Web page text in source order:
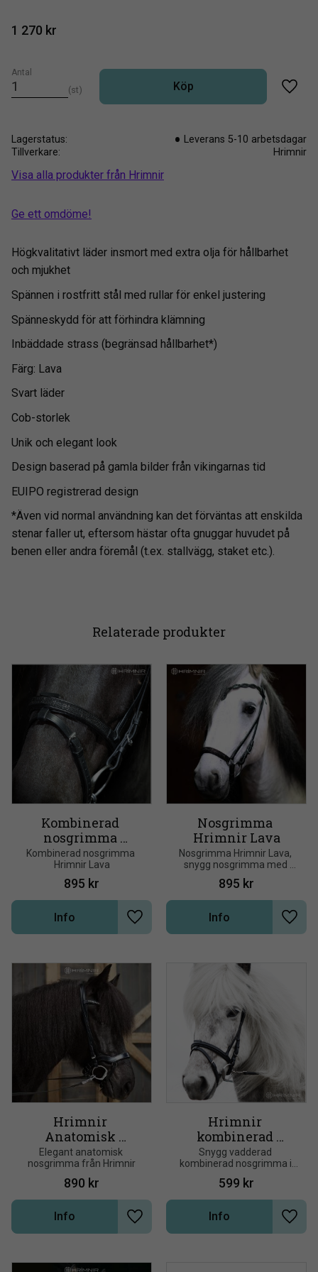
1 270 kr
Antal
st Köp
Lägg
Lagerstatus
Leverans 5-10 arbetsdagar
Tillverkare
Hrimnir
Visa alla produkter från Hrimnir
Ge ett omdöme!
Högkvalitativt läder insmort med extra olja för hållbarhet
och mjukhet
Spännen i rostfritt stål med rullar för enkel justering
Spänneskydd för att förhindra klämning
Inbäddade strass (begränsad hållbarhet*)
Färg: Lava
Svart läder
Cob-storlek
Unik och elegant look
Design baserad på gamla bilder från vikingarnas tid
EUIPO registrerad design
*Även vid normal användning kan det förväntas att enskilda
stenar faller ut, eftersom hästar ofta gnuggar huvudet på
benen eller andra föremål (t.ex. stallvägg, staket etc.).
Relaterade produkter
Kombinerad
nosgrimma
Hrimnir Lava
Kombinerad nosgrimma
Hrimnir Lava
895 kr
Lägg till i önskelista
Info
Nosgrimma
Hrimnir Lava
Nosgrimma Hrimnir Lava,
snygg nosgrimma med
svarta stenar
895 kr
Lägg
Info
Hrimnir
Anatomisk
nosgrimma
Elegant anatomisk
nosgrimma från Hrimnir
890 kr
Lägg till i önskelista
Info
Hrimnir
kombinerad
nosgrimma
Snygg vadderad
kombinerad nosgrimma i
aachenmodell från
isländska Hrímnir
599 kr
Lägg
Info